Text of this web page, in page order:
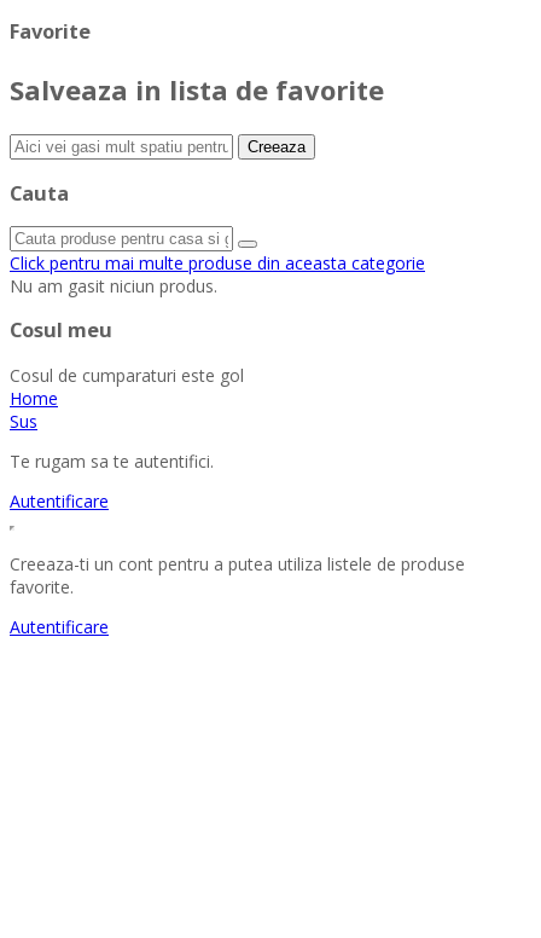
Favorite
Salveaza in lista de favorite
Creeaza
Cauta
Click pentru mai multe produse din aceasta categorie
Nu am gasit niciun produs.
Cosul meu
Cosul de cumparaturi este gol
Home
Sus
Te rugam sa te autentifici.
Autentificare
Creeaza-ti un cont pentru a putea utiliza listele de produse
favorite.
Autentificare